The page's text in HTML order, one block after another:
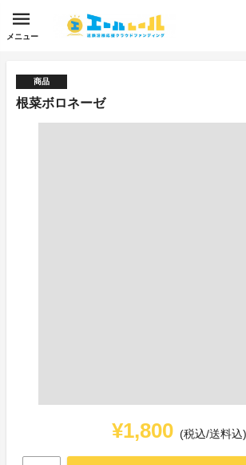
メニュー
商品
根菜ボロネーゼ
¥1,800 (税込/送料込)